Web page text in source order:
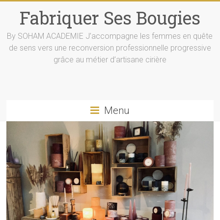
contentFabriquer Ses Bougies
By SOHAM ACADEMIE J’accompagne les femmes en quête
de sens vers une reconversion professionnelle progressive
grâce au métier d’artisane cirière
Menu